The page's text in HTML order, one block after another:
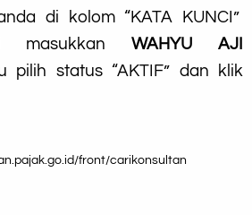
di kolom “KATA KUNCI”
masukkan WAHYU AJI
pilih status “AKTIF” dan klik
front/carikonsultan